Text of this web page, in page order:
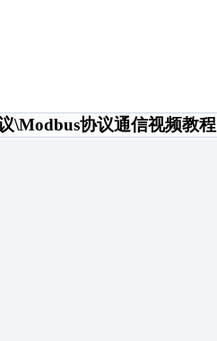
\Modbus协议通信视频教程